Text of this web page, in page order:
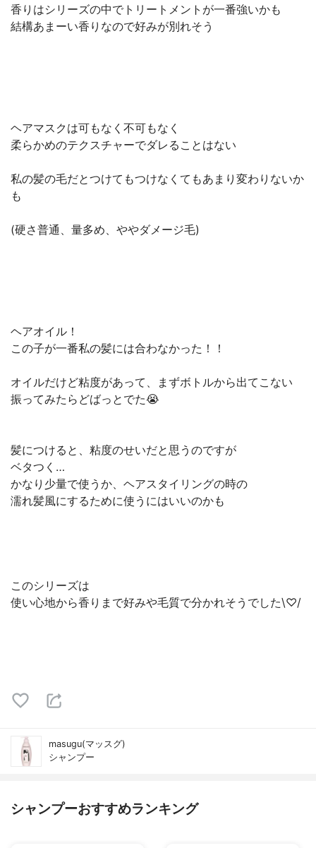
香りはシリーズの中でトリートメントが一番強いかも
結構あまーい香りなので好みが別れそう
ヘアマスクは可もなく不可もなく
柔らかめのテクスチャーでダレることはない
私の髪の毛だとつけてもつけなくてもあまり変わりないか
も
(硬さ普通、量多め、ややダメージ毛)
ヘアオイル！
この子が一番私の髪には合わなかった！！
オイルだけど粘度があって、まずボトルから出てこない
振ってみたらどばっとでた😭
髪につけると、粘度のせいだと思うのですが
ベタつく…
かなり少量で使うか、ヘアスタイリングの時の
濡れ髪風にするために使うにはいいのかも
このシリーズは
使い心地から香りまで好みや毛質で分かれそうでした\♡/
masugu(マッスグ)
シャンプー
シャンプーおすすめランキング